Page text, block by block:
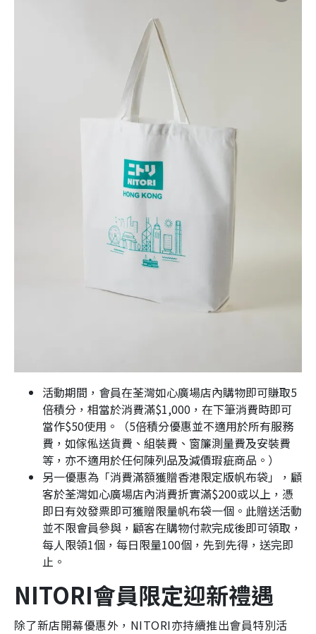
活動期間，會員在荃灣如心廣場店內購物即可賺取5
倍積分，相當於消費滿$1,000，在下筆消費時即可
當作$50使用。（5倍積分優惠並不適用於所有服務
費，如傢俬送貨費、組裝費、窗簾測量費及安裝費
等，亦不適用於任何陳列品及減價瑕疵商品。）
另一優惠為「消費滿額獲贈香港限定版帆布袋」，顧
客於荃灣如心廣場店內消費折實滿$200或以上，憑
即日有效發票即可獲贈限量帆布袋一個。此贈送活動
並不限會員參與，顧客在購物付款完成後即可領取，
每人限領1個，每日限量100個，先到先得，送完即
止。
NITORI會員限定迎新禮遇
除了新店開幕優惠外，NITORI亦持續推出會員特別活